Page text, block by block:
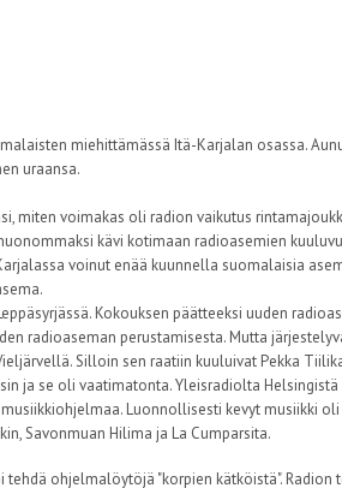
miehittämässä Itä-Karjalan osassa.
uraansa.
miten voimakas oli radion vaikutus
kävi kotimaan radioasemien
voinut enää kuunnella suomalaisia
Kokouksen päätteeksi uuden
radioaseman perustamisesta. Mutta
Silloin sen raatiin kuuluivat Pekka
ja se oli vaatimatonta. Yleisradiolta
Luonnollisesti kevyt musiikki oli
Savonmuan Hilima ja La Cumparsita.
ohjelmalöytöjä "korpien kätköistä". Radion